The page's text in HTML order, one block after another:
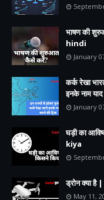
भाषण की
hindi
January
कर्क रेखा
इनके नाम
January
घड़ी का
kiya
ड्रोन क्या
May 11,